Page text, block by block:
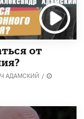
от
АДАМСКИЙ /